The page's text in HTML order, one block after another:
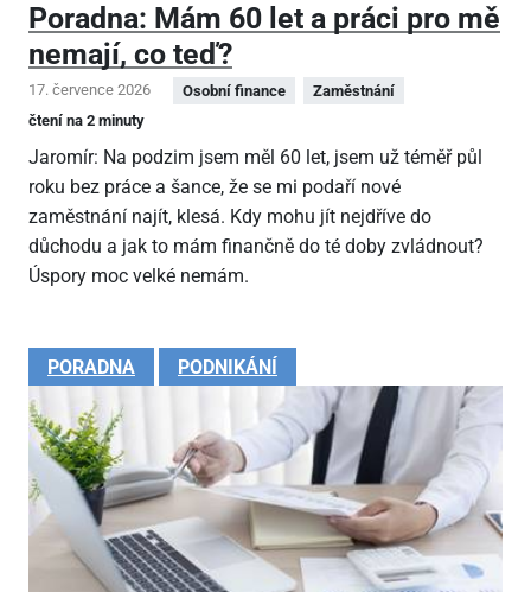
Poradna: Mám 60 let a práci pro mě
nemají, co teď?
17. července 2026 Osobní finance
Zaměstnání
čtení na 2 minuty
Jaromír: Na podzim jsem měl 60 let, jsem už téměř půl
roku bez práce a šance, že se mi podaří nové
zaměstnání najít, klesá. Kdy mohu jít nejdříve do
důchodu a jak to mám finančně do té doby zvládnout?
Úspory moc velké nemám.
PORADNA PODNIKÁNÍ